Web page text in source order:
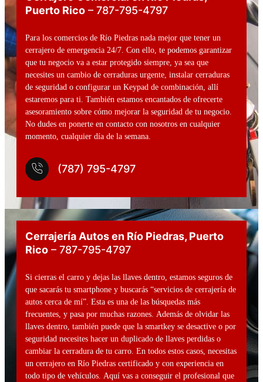
Puerto Rico – 787-795-4797
Para los comercios de Río Piedras nada mejor que tener un
cerrajero de emergencia 24/7. Con ello, te podemos garantizar
que tu negocio va a estar protegido siempre, ya sea que
necesites un cambio de cerraduras urgente, instalar cerraduras
de seguridad o configurar un Keypad de combinación, allí
estaremos para ti. También estamos encantados de ofrecerte
asesoramiento sobre cómo mejorar la seguridad de tu negocio.
No dudes en ponerte en contacto con nosotros en cualquier
momento, cualquier día de la semana.
(787) 795-4797
Cerrajería Autos en Río Piedras, Puerto
Rico – 787-795-4797
Si cierras el carro y dejas las llaves dentro, estamos seguros de
que sacarás tu smartphone y buscarás “servicios de cerrajería de
autos cerca de mí”. Esta es una de las búsquedas más
frecuentes, y pasa por muchas razones. Además de olvidar las
llaves dentro, también puede que la smartkey se desactive o por
seguridad necesites hacer un duplicado de llaves perdidas o
cambiar la cerradura de tu carro. En todos estos casos, necesitas
un cerrajero en Río Piedras certificado y con experiencia en
todo tipo de vehículos. Aquí vas a conseguir el profesional que